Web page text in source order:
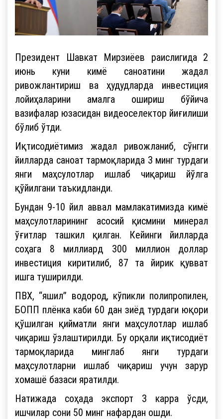
Президент Шавкат Мирзиёев раислигида 2
июнь куни кимё саноатини жадал
ривожлантириш ва ҳудудларда инвестиция
лойиҳаларини амалга ошириш бўйича
вазифалар юзасидан видеоселектор йиғилиши
бўлиб ўтди.
Иқтисодиётимиз жадал ривожланиб, сўнгги
йилларда саноат тармоқларида 3 минг турдаги
янги маҳсулотлар ишлаб чиқариш йўлга
қўйилгани таъкидланди.
Бундан 9-10 йил аввал мамлакатимизда кимё
маҳсулотларининг асосий қисмини минерал
ўғитлар ташкил қилган. Кейинги йилларда
соҳага 8 миллиард 300 миллион доллар
инвестиция киритилиб, 87 та йирик қувват
ишга туширилди.
ПВХ, “яшил” водород, кўпикли полипропилен,
БОПП плёнка каби 60 дан зиёд турдаги юқори
қўшилган қийматли янги маҳсулотлар ишлаб
чиқариш ўзлаштирилди. Бу орқали иқтисодиёт
тармоқларида минглаб янги турдаги
маҳсулотларни ишлаб чиқариш учун зарур
хомашё базаси яратилди.
Натижада соҳада экспорт 3 карра ўсди,
ишчилар сони 50 минг нафардан ошди.